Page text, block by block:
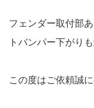
フェンダー取付部
トバンパー下がり
この度はご依頼誠